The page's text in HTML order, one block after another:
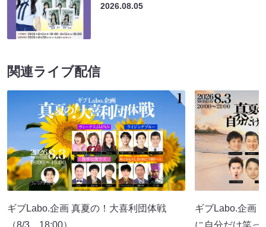
2026.08.05
関連ライブ配信
ギブLabo.企画 真夏の！大喜利団体戦
（8/3 18:00）
ギブLabo.企画
に自分だけ笑っ